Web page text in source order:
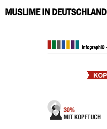
MUSLIME IN DEUTSCHLAND